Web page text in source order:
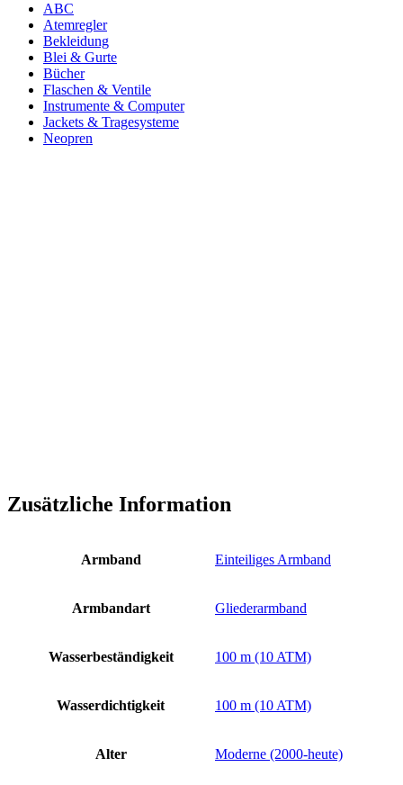
ABC
Atemregler
Bekleidung
Blei & Gurte
Bücher
Flaschen & Ventile
Instrumente & Computer
Jackets & Tragesysteme
Neopren
Zusätzliche Information
Armband Einteiliges Armband
Armbandart Gliederarmband
Wasserbeständigkeit 100 m (10 ATM)
Wasserdichtigkeit 100 m (10 ATM)
Alter Moderne (2000-heute)